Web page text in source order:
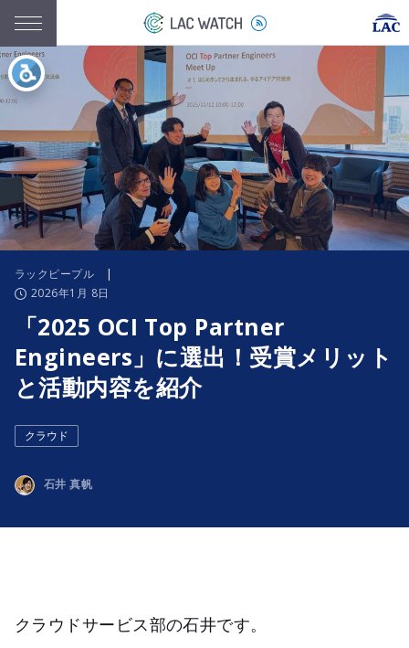
ラックピープル |
2026年1月 8日
「2025 OCI Top Partner
Engineers」に選出！受賞メリット
と活動内容を紹介
クラウド
石井 真帆
クラウドサービス部の石井です。